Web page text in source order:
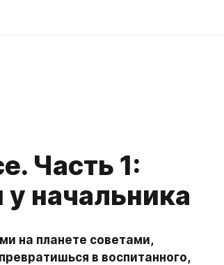
Часть 1:
начальника
на планете советами,
в воспитанного,